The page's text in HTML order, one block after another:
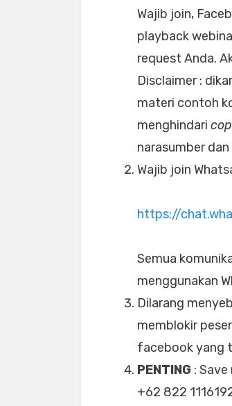
Wajib join,
playback
request Anda.
Disclaimer :
materi contoh
menghindari
narasumber
Wajib join
https://
Semua
menggunakan
Dilarang
memblokir
facebook yang
PENTING :
+62 822